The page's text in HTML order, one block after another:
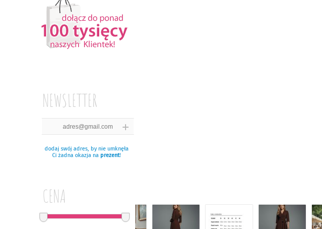
NEWSLETTER
dodaj swój adres, by nie umknęła
Ci żadna okazja na prezent!
CENA